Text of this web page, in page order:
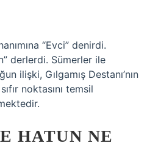
“Evci” denirdi.
derlerdi. Sümerler ile
ilişki, Gılgamış Destanı’nın
noktasını temsil
HATUN NE